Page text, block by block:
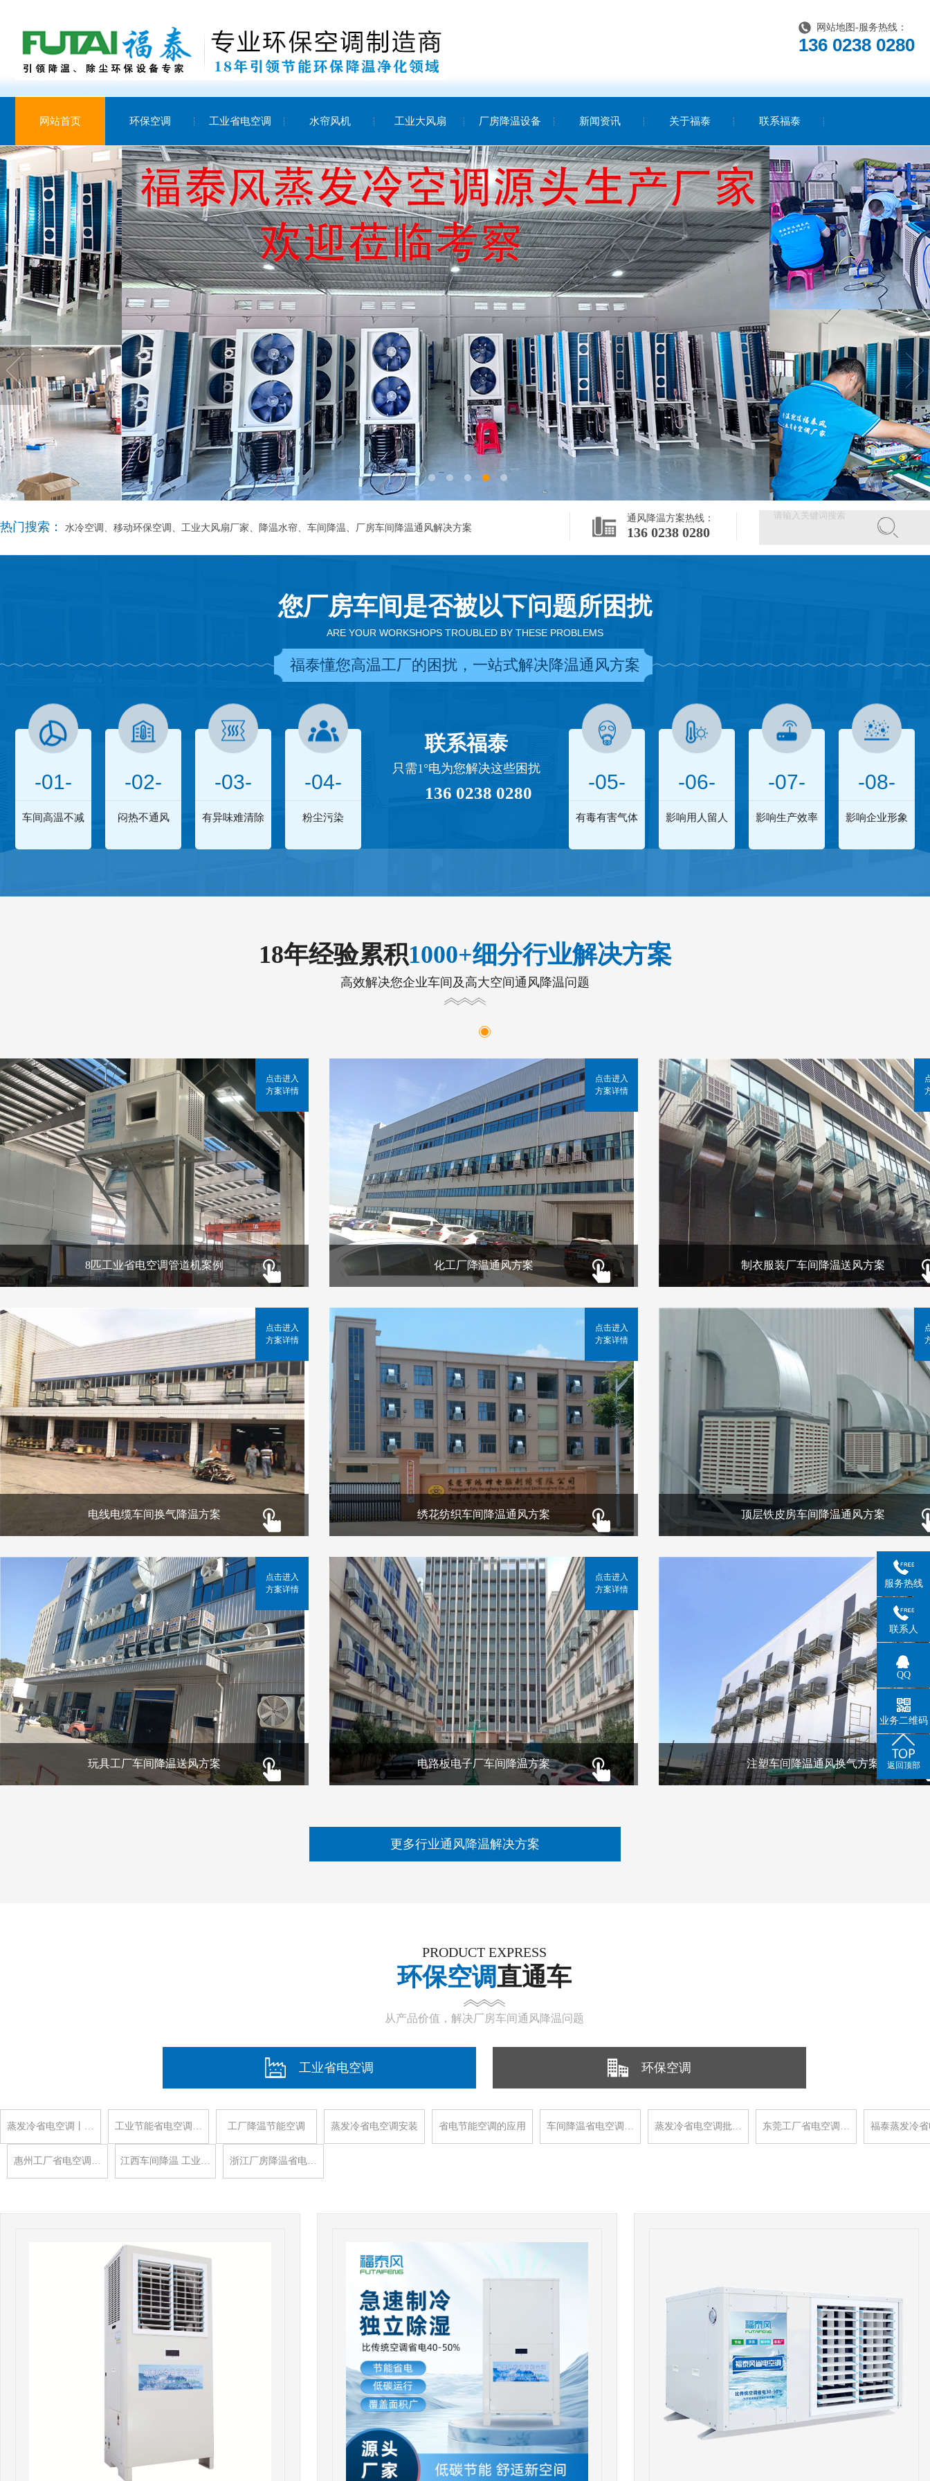
网站地图 -服务热线：
136 0238 0280
网站首页 环保空调 工业省电空调 水帘风机 工业大风扇 厂房降温设备 新闻资讯 关于福泰 联系福泰
热门搜索： 水冷空调、移动环保空调、工业大风扇厂家、降温水帘、车间降温、厂房车间降温通风解决方案
通风降温方案热线：
136 0238 0280
您厂房车间是否被以下问题所困扰
ARE YOUR WORKSHOPS TROUBLED BY THESE PROBLEMS
福泰懂您高温工厂的困扰，一站式解决降温通风方案
-01-
车间高温不减
-02-
闷热不通风
-03-
有异味难清除
-04-
粉尘污染
联系福泰
只需1°电为您解决这些困扰
136 0238 0280 -05-
有毒有害气体
-06-
影响用人留人
-07-
影响生产效率
-08-
影响企业形象
18年经验累积1000+细分行业解决方案
高效解决您企业车间及高大空间通风降温问题
8匹工业省电空调管道机案例
点击进入
方案详情
化工厂降温通风方案
点击进入
方案详情
制衣服装厂车间降温送风方案
电线电缆车间换气降温方案
点击进入
方案详情
绣花纺织车间降温通风方案
点击进入
方案详情
顶层铁皮房车间降温通风方案
玩具工厂车间降温送风方案
点击进入
方案详情
电路板电子厂车间降温方案
点击进入
方案详情
注塑车间降温通风换气方案
更多行业通风降温解决方案
PRODUCT EXPRESS
环保空调直通车
从产品价值，解决厂房车间通风降温问题
工业省电空调 环保空调
蒸发冷省电空调丨… 工业节能省电空调… 工厂降温节能空调 蒸发冷省电空调安装 省电节能空调的应用 车间降温省电空调… 蒸发冷省电空调批… 东莞工厂省电空调… 福泰蒸发冷
惠州工厂省电空调… 江西车间降温 工业… 浙江厂房降温省电…
服务热线
联系人
QQ
业务二维码
返回顶部